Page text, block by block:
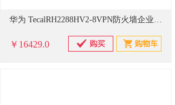
华为 TecalRH2288HV2-8VPN防火墙企业级交换机 (计价单位：台)
￥16429.0